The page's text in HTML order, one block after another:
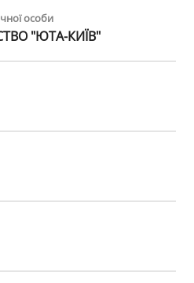
особи
"ЮТА-КИЇВ"